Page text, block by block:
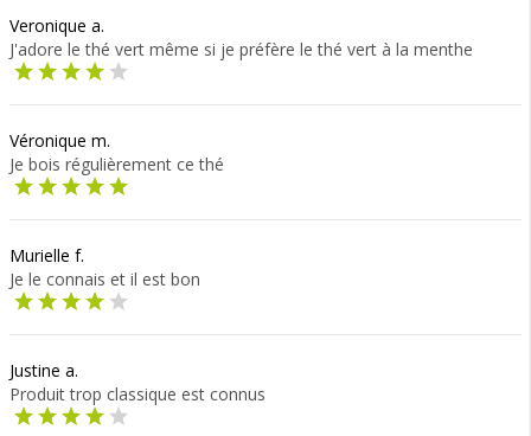
Veronique a.
J'adore le thé vert même si je préfère le thé vert à la menthe
Véronique m.
Je bois régulièrement ce thé
Murielle f.
Je le connais et il est bon
Justine a.
Produit trop classique est connus